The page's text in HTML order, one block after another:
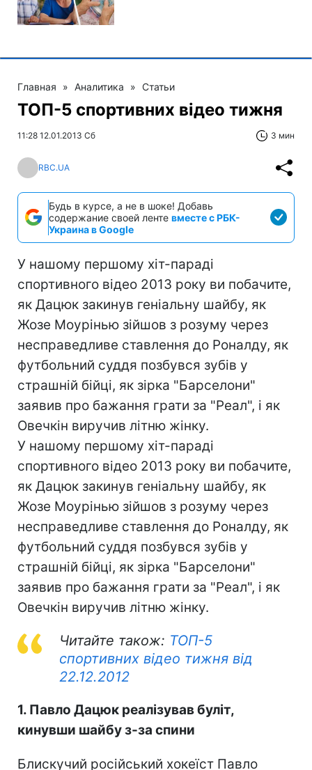
Главная » Аналитика » Статьи
ТОП-5 спортивних відео тижня
11:28 12.01.2013 Сб 3 мин
RBC.UA
Будь в курсе, а не в шоке! Добавь
содержание своей ленте вместе с РБК-
Украина в Google
У нашому першому хіт-параді
спортивного відео 2013 року ви побачите,
як Дацюк закинув геніальну шайбу, як
Жозе Моурінью зійшов з розуму через
несправедливе ставлення до Роналду, як
футбольний суддя позбувся зубів у
страшній бійці, як зірка "Барселони"
заявив про бажання грати за "Реал", і як
Овечкін виручив літню жінку.
У нашому першому хіт-параді
спортивного відео 2013 року ви побачите,
як Дацюк закинув геніальну шайбу, як
Жозе Моурінью зійшов з розуму через
несправедливе ставлення до Роналду, як
футбольний суддя позбувся зубів у
страшній бійці, як зірка "Барселони"
заявив про бажання грати за "Реал", і як
Овечкін виручив літню жінку.
Читайте також: ТОП-5
спортивних відео тижня від
22.12.2012
1. Павло Дацюк реалізував буліт,
кинувши шайбу з-за спини
Блискучий російський хокеїст Павло